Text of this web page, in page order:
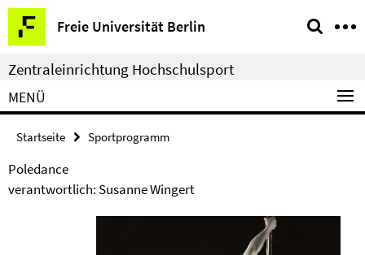
Springe
direkt
zu
Inhalt
Freie Universität Berlin
Service-
Navigation
Zentraleinrichtung Hochschulsport
MENÜ
Startseite Sportprogramm
Poledance
verantwortlich: Susanne Wingert